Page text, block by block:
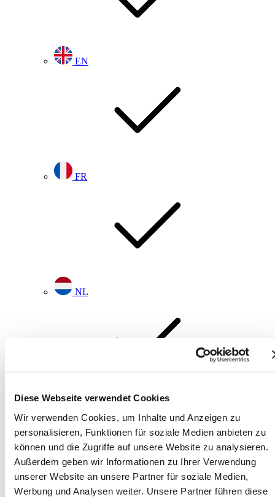
Diese Webseite verwendet Cookies
Wir verwenden Cookies, um Inhalte und Anzeigen zu
personalisieren, Funktionen für soziale Medien anbieten zu
können und die Zugriffe auf unsere Website zu analysieren.
Außerdem geben wir Informationen zu Ihrer Verwendung
unserer Website an unsere Partner für soziale Medien,
Werbung und Analysen weiter. Unsere Partner führen diese
EN
FR
NL
Startseite
Gebrauchtgeräte
Details
Multitel MTE 270 EX
Multitel MTE 270 EX